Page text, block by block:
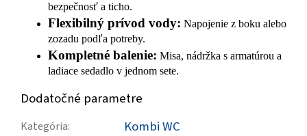
bezpečnosť a ticho.
Flexibilný prívod vody: Napojenie z boku alebo
zozadu podľa potreby.
Kompletné balenie: Misa, nádržka s armatúrou a
ladiace sedadlo v jednom sete.
Dodatočné parametre
Kategória: Kombi WC